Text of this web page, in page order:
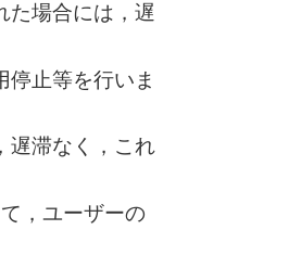
た場合には，遅
止等を行いま
遅滞なく，これ
，ユーザーの